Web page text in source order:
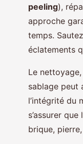
peeling),
approche
temps.
éclatements
Le
sablage peut
l’intégrité du
s’assurer
brique,